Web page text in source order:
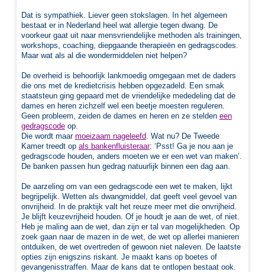
Dat is sympathiek. Liever geen stokslagen. In het algemeen
bestaat er in Nederland heel wat allergie tegen dwang. De
voorkeur gaat uit naar mensvriendelijke methoden als trainingen,
workshops, coaching, diepgaande therapieën en gedragscodes.
Maar wat als al die wondermiddelen niet helpen?
De overheid is behoorlijk lankmoedig omgegaan met de daders
die ons met de kredietcrisis hebben opgezadeld. Een smak
staatsteun ging gepaard met de vriendelijke mededeling dat de
dames en heren zichzelf wel een beetje moesten reguleren.
Geen probleem, zeiden de dames en heren en ze stelden een
gedragscodeop.
Die wordt maar moeizaam nageleefd . Wat nu? De Tweede
Kamer treedt op als bankenfluisteraar: ‘Psst! Ga je nou aan je
gedragscode houden, anders moeten we er een wet van maken’.
De banken passen hun gedrag natuurlijk binnen een dag aan.
De aarzeling om van een gedragscode een wet te maken, lijkt
begrijpelijk. Wetten als dwangmiddel, dat geeft veel gevoel van
onvrijheid. In de praktijk valt het reuze meer met die onvrijheid.
Je blijft keuzevrijheid houden. Of je houdt je aan de wet, of niet.
Heb je maling aan de wet, dan zijn er tal van mogelijkheden. Op
zoek gaan naar de mazen in de wet, de wet op allerlei manieren
ontduiken, de wet overtreden of gewoon niet naleven. De laatste
opties zijn enigszins riskant. Je maakt kans op boetes of
gevangenisstraffen. Maar de kans dat te ontlopen bestaat ook.